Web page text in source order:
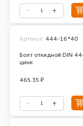
Болт откидной DIN
цинк
Артикул: 444-16*40
465.35 ₽